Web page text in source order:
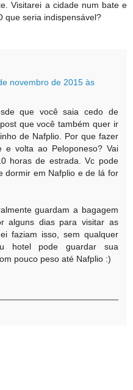
Visitarei a cidade num bate e
que seria indispensável?
novembro de 2015 às
que você saia cedo de
que você também quer ir
de Nafplio. Por que fazer
e volta ao Peloponeso? Vai
horas de estrada. Vc pode
dormir em Nafplio e de lá for
guardam a bagagem
alguns dias para visitar as
faziam isso, sem qualquer
hotel pode guardar sua
pouco peso até Nafplio :)